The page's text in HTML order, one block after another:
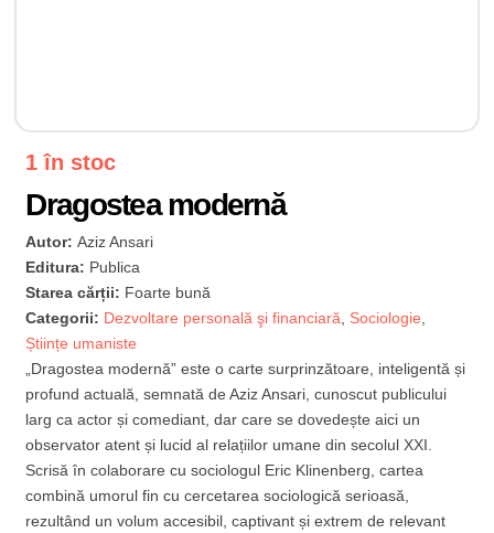
1 în stoc
Dragostea modernă
Autor:Aziz Ansari
Editura: Publica
Starea cărții: Foarte bună
Categorii: Dezvoltare personală şi financiară, Sociologie,
Științe umaniste
„Dragostea modernă” este o carte surprinzătoare, inteligentă și
profund actuală, semnată de Aziz Ansari, cunoscut publicului
larg ca actor și comediant, dar care se dovedește aici un
observator atent și lucid al relațiilor umane din secolul XXI.
Scrisă în colaborare cu sociologul Eric Klinenberg, cartea
combină umorul fin cu cercetarea sociologică serioasă,
rezultând un volum accesibil, captivant și extrem de relevant